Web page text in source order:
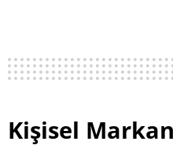
Kişisel